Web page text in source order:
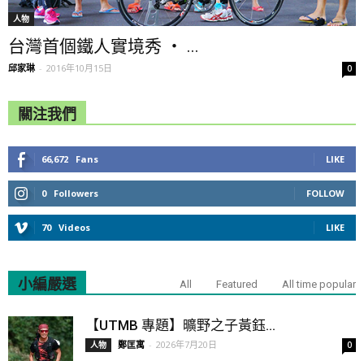
人物
台灣首個鐵人實境秀 ‧ ...
邱家琳 - 2016年10月15日 0
關注我們
66,672 Fans LIKE
0 Followers FOLLOW
70 Videos LIKE
小編嚴選 All Featured All time popular
【UTMB 專題】曠野之子黃鈺...
人物 鄭匡寓 - 2026年7月20日 0